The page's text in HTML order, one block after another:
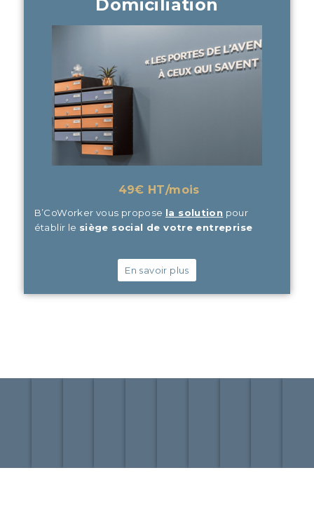
Domiciliation
49€ HT/mois
B’CoWorker vous propose la solution pour
établir le siège social de votre entreprise
En savoir plus